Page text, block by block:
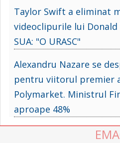
Taylor Swift a eliminat
videoclipurile lui
SUA: "O URASC"
Alexandru Nazare se
pentru viitorul premier
Polymarket. Ministrul
aproape 48%